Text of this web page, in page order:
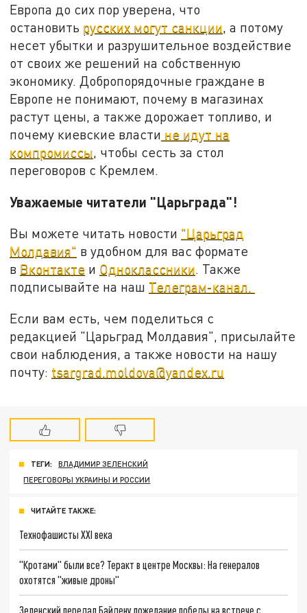
Европа до сих пор уверена, что
остановить русских могут санкции, а потому
несет убытки и разрушительное воздействие
от своих же решений на собственную
экономику. Добропорядочные граждане в
Европе не понимают, почему в магазинах
растут цены, а также дорожает топливо, и
почему киевские власти не идут на
компромиссы, чтобы сесть за стол
переговоров с Кремлем.
Уважаемые читатели "Царьграда"!
Вы можете читать новости "Царьград
Молдавия" в удобном для вас формате
в Вконтакте и Одноклассники. Также
подписывайте на наш Телеграм-канал.
Если вам есть, чем поделиться с
редакцией "Царьград Молдавия", присылайте
свои наблюдения, а также новости на нашу
почту: tsargrad.moldova@yandex.ru
ТЕГИ:
ВЛАДИМИР ЗЕЛЕНСКИЙ
ПЕРЕГОВОРЫ УКРАИНЫ И РОССИИ
ЧИТАЙТЕ ТАКЖЕ:
Технофашисты XXI века
"Кротами" были все? Теракт в центре Москвы: На генералов
охотятся "живые дроны"
Зеленский передал Байдену пожелание победы на встрече с